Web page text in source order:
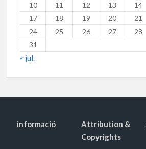
10
11 12 13 14
17
18 19 20 21
24
25 26 27 28
31
« jul.
informació
Attribution &
Copyrights